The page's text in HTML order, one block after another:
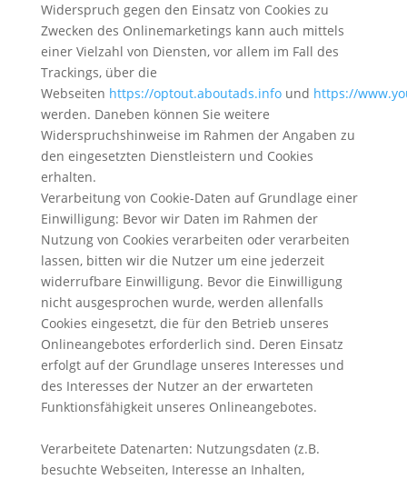
Widerspruch gegen den Einsatz von Cookies zu
Zwecken des Onlinemarketings kann auch mittels
einer Vielzahl von Diensten, vor allem im Fall des
Trackings, über die
Webseiten https://optout.aboutads.infound https://
werden. Daneben können Sie weitere
Widerspruchshinweise im Rahmen der Angaben zu
den eingesetzten Dienstleistern und Cookies
erhalten.
Verarbeitung von Cookie-Daten auf Grundlage einer
Einwilligung: Bevor wir Daten im Rahmen der
Nutzung von Cookies verarbeiten oder verarbeiten
lassen, bitten wir die Nutzer um eine jederzeit
widerrufbare Einwilligung. Bevor die Einwilligung
nicht ausgesprochen wurde, werden allenfalls
Cookies eingesetzt, die für den Betrieb unseres
Onlineangebotes erforderlich sind. Deren Einsatz
erfolgt auf der Grundlage unseres Interesses und
des Interesses der Nutzer an der erwarteten
Funktionsfähigkeit unseres Onlineangebotes.
Verarbeitete Datenarten: Nutzungsdaten (z.B.
besuchte Webseiten, Interesse an Inhalten,